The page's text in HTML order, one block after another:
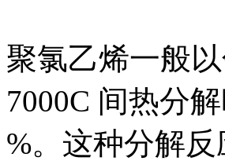
聚氯乙烯一般
7000C 间热分
%。这种分解